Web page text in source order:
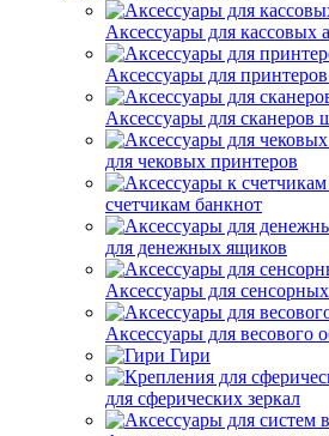
Аксессуары для кассовых
Аксессуары для
Аксессуары для сканеров
для чековых принтеров
счетчикам банкнот
для денежных ящиков
Аксессуары для
Аксессуары для весового
Гири
для сферических зеркал